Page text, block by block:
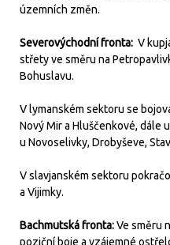
územních změn.
Severovýchodní fronta: V
střety ve směru na
Bohuslavu.
V lymanském sektoru se
Nový Mir a Hluščenkové, dále
u Novoselivky, Drobyševe,
V slavjanském sektoru
a Vijimky.
Bachmutská fronta:Ve směru
poziční boje a vzájemné